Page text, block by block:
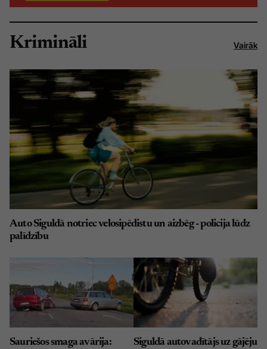
Krimināli Vairāk
Auto Siguldā notriec velosipēdistu un aizbēg - policija lūdz
palīdzību
Sauriešos smaga avārija:
Siguldā autovadītājs uz gājēju